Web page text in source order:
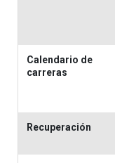
Calendario de
carreras
Recuperación